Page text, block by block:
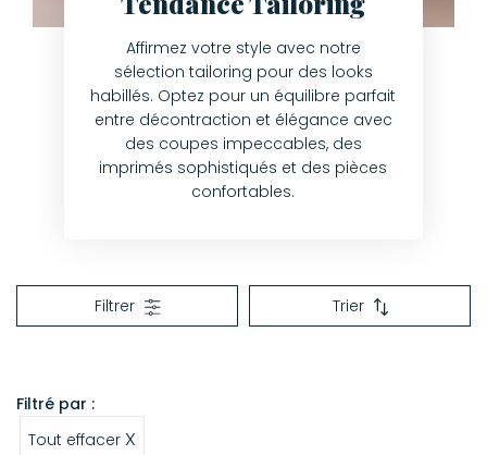
Affirmez votre style avec notre
sélection tailoring pour des looks
habillés. Optez pour un équilibre parfait
entre décontraction et élégance avec
des coupes impeccables, des
imprimés sophistiqués et des pièces
confortables.
Filtrer Trier
Filtré par :
Tout effacer X